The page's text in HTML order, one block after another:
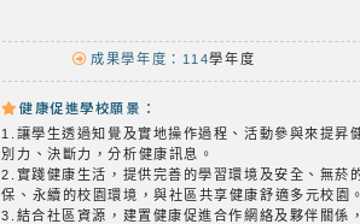
成果學年度：114學年度
健康促進學校願景：
1.讓學生透過知覺及實地操作過程、活動參與來提
別力、決斷力，分析健康訊息。
2.實踐健康生活，提供完善的學習環境及安全、無菸
保、永續的校園環境，與社區共享健康舒適多元校園
3.結合社區資源，建置健康促進合作網絡及夥伴關係